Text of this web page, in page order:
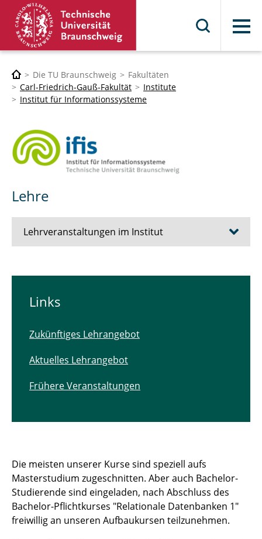
Menü
Die TU Braunschweig
Fakultäten
Carl-Friedrich-Gauß-Fakultät
Institute
Institut für Informationssysteme
Lehre
Lehrveranstaltungen im Institut
Aktuelles Lehrangebot (SoSe 2026)
Andere / frühere Lehrangebote
Links
Zukünftiges Lehrangebot
Aktuelles Lehrangebot
Frühere Veranstaltungen
Die meisten unserer Kurse sind speziell aufs
Masterstudium zugeschnitten. Aber auch Bachelor-
Studierende sind eingeladen, nach Abschluss des
Bachelor-Pflichtkurses "Relationale Datenbanken 1"
freiwillig an unseren Aufbaukursen teilzunehmen.